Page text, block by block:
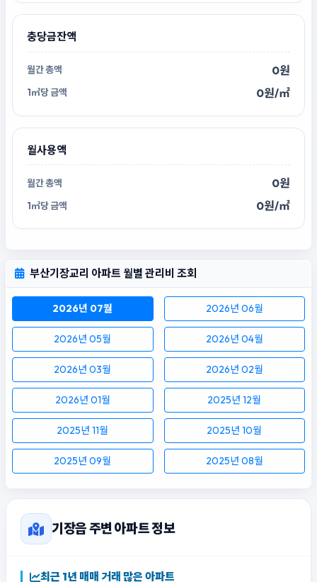
충당금잔액
0원
0원/㎡
월사용액
0원
0원/㎡
부산기장교리 아파트 월별 관리비 조회
2026년 07월 2026년 06월
2026년 05월 2026년 04월
2026년 03월 2026년 02월
2026년 01월 2025년 12월
2025년 11월 2025년 10월
2025년 09월 2025년 08월
기장읍 주변 아파트 정보
최근 1년 매매 거래 많은 아파트